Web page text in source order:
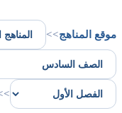
موقع المناهج>>